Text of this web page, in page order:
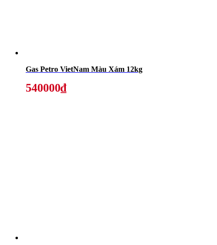
Gas Petro VietNam Màu Xám 12kg
540000₫